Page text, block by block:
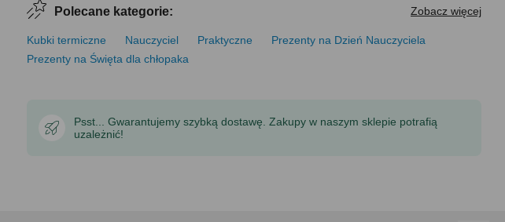
Polecane kategorie: Zobacz więcej
Kubki termiczne Nauczyciel Praktyczne
Prezenty na Dzień Nauczyciela
Prezenty na Święta dla chłopaka
Psst... Gwarantujemy szybką dostawę. Zakupy w naszym sklepie potrafią
uzależnić!